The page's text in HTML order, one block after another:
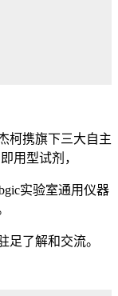
柯携旗下三大自主
用型试剂，
实验室通用仪器
足了解和交流。